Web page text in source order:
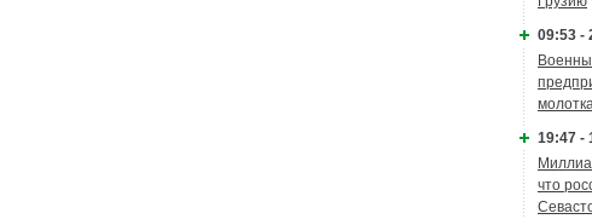
09:53 -
19:47 -
что